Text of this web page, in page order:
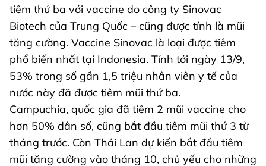
tiêm thứ ba với vaccine do công ty Sinovac
Biotech của Trung Quốc – cũng được tính là mũi
tăng cường. Vaccine Sinovac là loại được tiêm
phổ biến nhất tại Indonesia. Tính tới ngày 13/9,
53% trong số gần 1,5 triệu nhân viên y tế của
nước này đã được tiêm mũi thứ ba.
Campuchia, quốc gia đã tiêm 2 mũi vaccine cho
hơn 50% dân số, cũng bắt đầu tiêm mũi thứ 3 từ
tháng trước. Còn Thái Lan dự kiến bắt đầu tiêm
mũi tăng cường vào tháng 10, chủ yếu cho những